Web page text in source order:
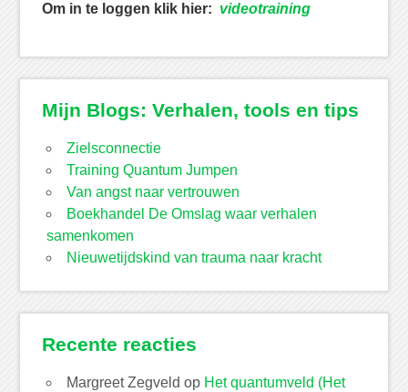
Om in te loggen klik hier: videotraining
Mijn Blogs: Verhalen, tools en tips
Zielsconnectie
Training Quantum Jumpen
Van angst naar vertrouwen
Boekhandel De Omslag waar verhalen
samenkomen
Nieuwetijdskind van trauma naar kracht
Recente reacties
Margreet Zegveld op Het quantumveld (Het